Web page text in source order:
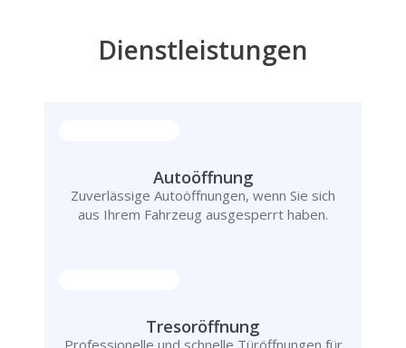
Dienstleistungen
Autoöffnung
Zuverlässige Autoöffnungen, wenn Sie sich
aus Ihrem Fahrzeug ausgesperrt haben.
Tresoröffnung
Professionelle und schnelle Türöffnungen für